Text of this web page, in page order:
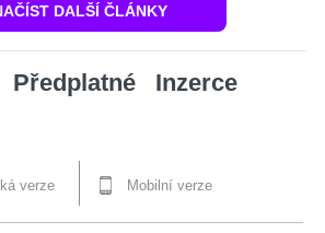
DALŠÍ ČLÁNKY
Předplatné Inzerce
verze Mobilní verze